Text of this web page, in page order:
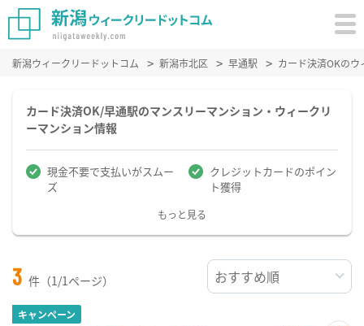
新潟ウィークリードットコム 新潟市北区 早通駅 カード決済OKの
カード決済OK/早通駅のマンスリーマンション・ウィークリ
ーマンション情報
現金不要で支払いがスムー
ズ
クレジットカードのポイン
ト獲得
もっと見る
3 件（1/1ページ）
キャンペーン